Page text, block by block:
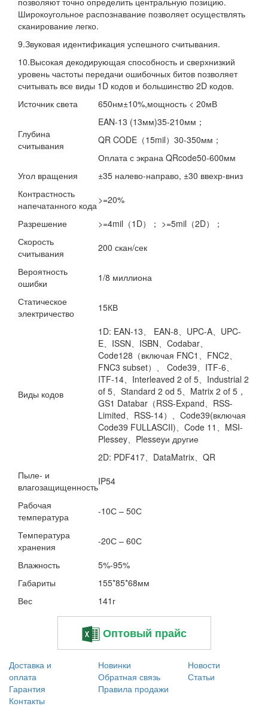
Широкоугольное распознавание позволяет осуществлять
сканирование легко.
9.Звуковая идентификация успешного считывания.
10.Высокая декодирующая способность и сверхнизкий
уровень частоты передачи ошибочных битов позволяет
считывать все виды 1D кодов и большинство 2D кодов.
Источник света
650нм±10%,мощность < 20мВ
Глубина
считывания
EAN-13 (13мм)35-210мм；
QR CODE（15mil）30-350мм；
Оплата с экрана QRcode50-600мм
Угол вращения
±35 налево-направо, ±30 ввехр-вниз
Контрастность
напечатанного кода>=20%
Разрешение
>=4mil（1D）； >=5mil（2D）；
Скорость
считывания
200 скан/сек
Вероятность
ошибки
1/8 миллиона
Статическое
электричество
15КВ
Виды кодов
1D: EAN-13、 EAN-8、UPC-A、UPC-
E、ISSN、ISBN、Codabar、
Code128（включая FNC1、FNC2、
FNC3 subset）、 Code39、ITF-6、
ITF-14、Interleaved 2 of 5、Industrial 2
of 5、Standard 2 od 5、Matrix 2 of 5，
GS1 Databar（RSS-Expand、RSS-
Limited、RSS-14）、Code39(включая
Code39 FULLASCII)、Code 11、MSI-
Plessey、Plesseyи другие
2D: PDF417、DataMatrix、QR
Пыле- и
влагозащищенностьIP54
Рабочая
температура
-10С – 50С
Температура
хранения
-20С – 60С
Влажность
5%-95%
Габариты
155*85*68мм
Вес
141г
Оптовый прайс
Доставка и
оплата
Гарантия
Контакты
Новинки
Обратная связь
Правила продажи
Новости
Статьи